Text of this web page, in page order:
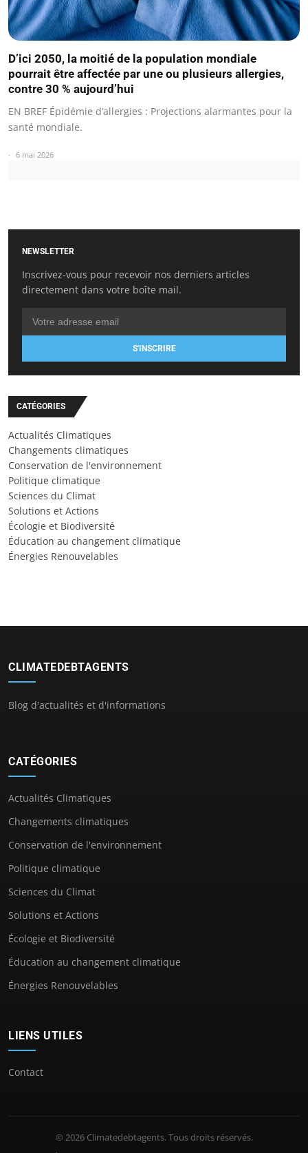
D’ici 2050, la moitié de la population mondiale
pourrait être affectée par une ou plusieurs allergies,
contre 30 % aujourd’hui
EN BREF Épidémie d’allergies : Projections alarmantes pour la
santé mondiale.
6 mai 2026
NEWSLETTER
Inscrivez-vous pour recevoir nos derniers articles
directement dans votre boîte mail.
S'INSCRIRE
CATÉGORIES
Actualités Climatiques
Changements climatiques
Conservation de l'environnement
Politique climatique
Sciences du Climat
Solutions et Actions
Écologie et Biodiversité
Éducation au changement climatique
Énergies Renouvelables
CLIMATEDEBTAGENTS
Blog d'actualités et d'informations
CATÉGORIES
Actualités Climatiques
Changements climatiques
Conservation de l'environnement
Politique climatique
Sciences du Climat
Solutions et Actions
Écologie et Biodiversité
Éducation au changement climatique
Énergies Renouvelables
LIENS UTILES
Contact
© 2026 Climatedebtagents. Tous droits réservés.